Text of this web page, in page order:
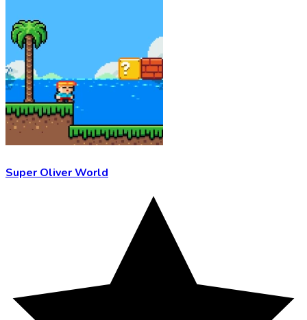
Super Oliver World